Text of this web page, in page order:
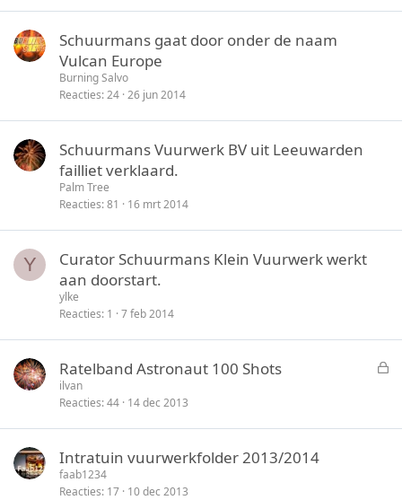
Schuurmans gaat door onder de naam
Vulcan Europe
Burning Salvo
Reacties 24 26 jun 2014
Schuurmans Vuurwerk BV uit Leeuwarden
failliet verklaard.
Palm Tree
Reacties 81 16 mrt 2014
Y
Curator Schuurmans Klein Vuurwerk werkt
aan doorstart.
ylke
Reacties 1 7 feb 2014
G
Ratelband Astronaut 100 Shots
ilvan
Reacties 44 14 dec 2013
Intratuin vuurwerkfolder 2013/2014
faab1234
Reacties 17 10 dec 2013